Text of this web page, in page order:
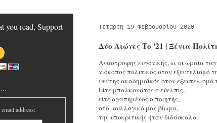
Τετάρτη 19 Φεβρουαρίου 2020
Δύο Αιώνες Το '21 | Ξένια
Ανάστροφης ευγονικής, ω, οι ωραία
νιόκοπος πολιτικός στον εξευτελισμό
ψεύτης ακαδημαϊκός στον εξευτελισμό
Είτε μπαλκονάτος ο εύελπις,
είτε αγαπημένος ο ποιητής,
στο συλλογικό μας βίωμα,
της υποκριτικής ήταν διδάσκαλοι·
you read, Support
address: